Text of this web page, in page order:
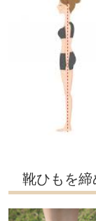
靴ひもを締